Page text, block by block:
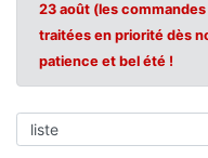
23 août (les
traitées en priorité dès
patience et bel été !